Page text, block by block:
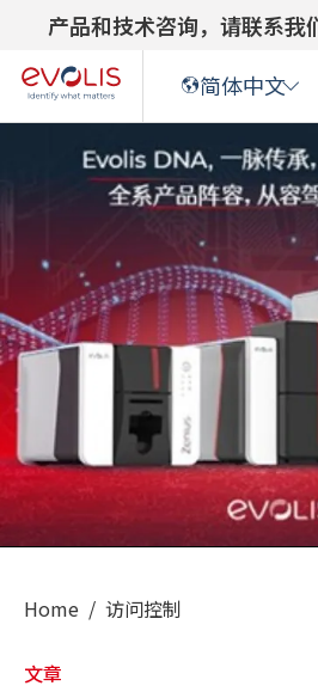
产品和技术咨询，请联系我
简体中文
ENGLISH(英语)
ENGLISH (US) 英语(US)
FRANÇAIS(法语)
DEUTSCH 德语)
ITALIANO 意大利语)
ESPAÑOL(西班牙语)
Home / 访问控制
文章